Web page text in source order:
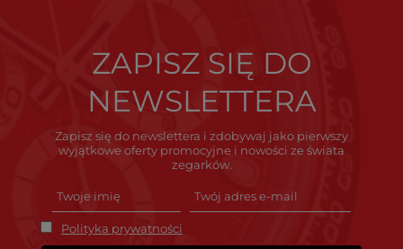
ZAPISZ SIĘ DO
NEWSLETTERA
Zapisz się do newslettera i zdobywaj jako pierwszy
wyjątkowe oferty promocyjne i nowości ze świata
zegarków.
Polityka prywatności